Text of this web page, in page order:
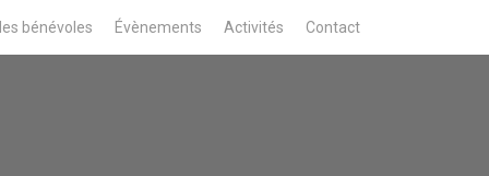
bénévoles Évènements Activités Contact